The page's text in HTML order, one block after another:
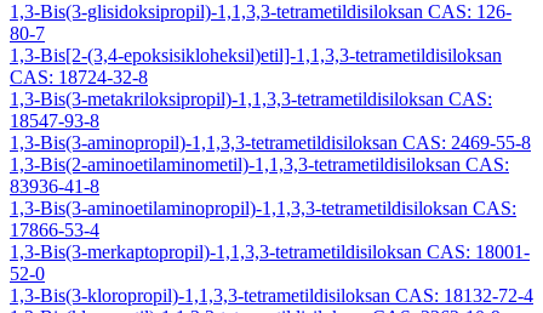
1,3-Bis(3-glisidoksipropil)-1,1,3,3-tetrametildisiloksan CAS: 126-
80-7
1,3-Bis[2-(3,4-epoksisikloheksil)etil]-1,1,3,3-tetrametildisiloksan
CAS: 18724-32-8
1,3-Bis(3-metakriloksipropil)-1,1,3,3-tetrametildisiloksan CAS:
18547-93-8
1,3-Bis(3-aminopropil)-1,1,3,3-tetrametildisiloksan CAS: 2469-55-8
1,3-Bis(2-aminoetilaminometil)-1,1,3,3-tetrametildisiloksan CAS:
83936-41-8
1,3-Bis(3-aminoetilaminopropil)-1,1,3,3-tetrametildisiloksan CAS:
17866-53-4
1,3-Bis(3-merkaptopropil)-1,1,3,3-tetrametildisiloksan CAS: 18001-
52-0
1,3-Bis(3-kloropropil)-1,1,3,3-tetrametildisiloksan CAS: 18132-72-4